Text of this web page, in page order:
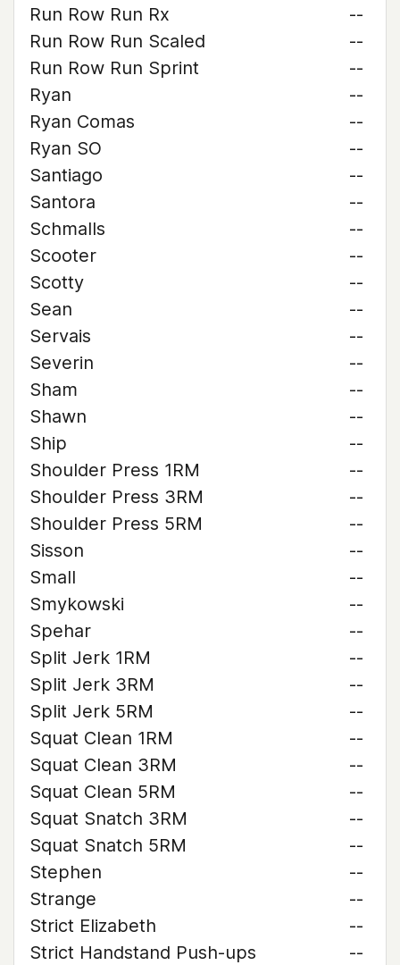
Run Row Run Rx
--
Run Row Run Scaled
--
Run Row Run Sprint
--
Ryan
--
Ryan Comas
--
Ryan SO
--
Santiago
--
Santora
--
Schmalls
--
Scooter
--
Scotty
--
Sean
--
Servais
--
Severin
--
Sham
--
Shawn
--
Ship
--
Shoulder Press 1RM
--
Shoulder Press 3RM
--
Shoulder Press 5RM
--
Sisson
--
Small
--
Smykowski
--
Spehar
--
Split Jerk 1RM
--
Split Jerk 3RM
--
Split Jerk 5RM
--
Squat Clean 1RM
--
Squat Clean 3RM
--
Squat Clean 5RM
--
Squat Snatch 3RM
--
Squat Snatch 5RM
--
Stephen
--
Strange
--
Strict Elizabeth
--
Strict Handstand Push-ups
--